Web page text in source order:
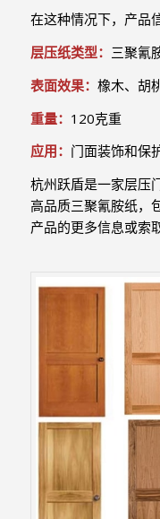
在这种情况下，产品
层压纸类型： 三聚氰
表面效果： 橡木、胡
重量： 120克重
应用： 门面装饰和保
杭州跃盾是一家层压
高品质三聚氰胺纸，
产品的更多信息或索